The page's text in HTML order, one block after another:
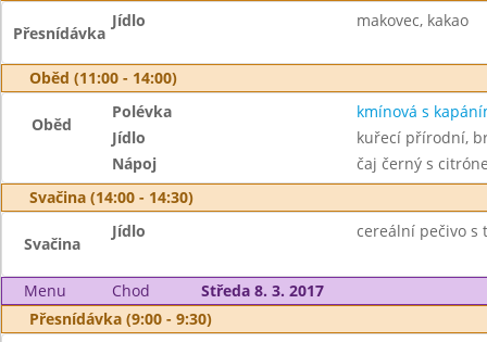
Přesnídávka
Jídlo makovec, kakao
Oběd (11:00 - 14:00)
Oběd
Polévka
kmínová s
Jídlo
kuřecí přírodní,
Nápoj
čaj černý s
Svačina (14:00 - 14:30)
Svačina
Jídlo cereální pečivo s
Menu Chod
Středa 8. 3. 2017
Přesnídávka (9:00 - 9:30)